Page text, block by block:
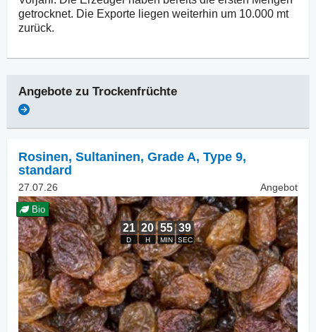
getrocknet. Die Exporte liegen weiterhin um 10.000 mt
zurück.
Angebote zu Trockenfrüchte
Rosinen, Sultaninen, Grade A, Type 9,
standard
27.07.26 Angebot
Bio